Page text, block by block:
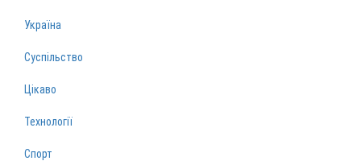
Україна
Суспільство
Цікаво
Технології
Спорт